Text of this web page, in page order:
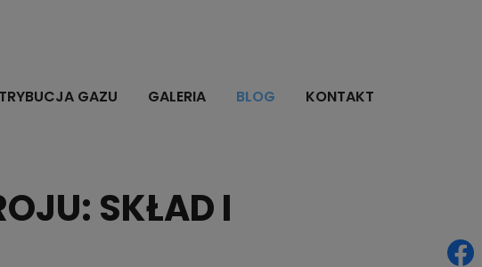
GAZU GALERIA BLOG KONTAKT
SKŁAD I